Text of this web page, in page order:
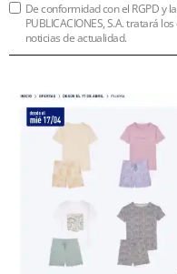
De conformidad con el RGPD y
PUBLICACIONES, S.A. tratará
noticias de actualidad.